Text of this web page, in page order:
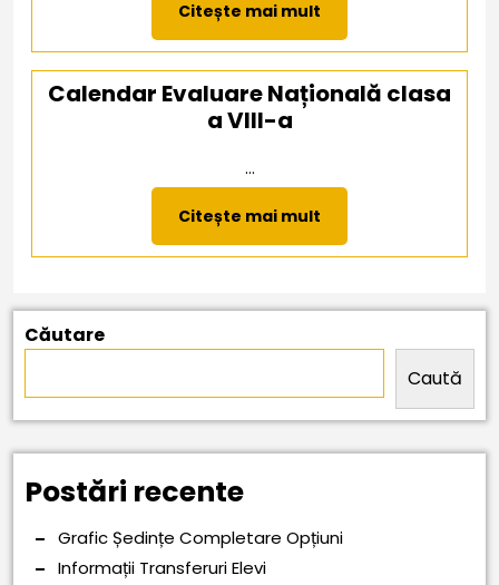
Citește mai mult
mai
mult
Calendar Evaluare Națională clasa
a VIII-a
...
Citește mai mult
mai
mult
Căutare
Caută
Postări recente
Grafic Ședințe Completare Opțiuni
Informații Transferuri Elevi